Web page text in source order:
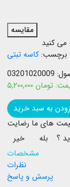
مقایسه
می کنید
برچسب: کاسه تبتی
03201020009
تومان
قیمت های ما رضایت
؟
بله
خیر
مشخصات
نظرات
پرسش و پاسخ